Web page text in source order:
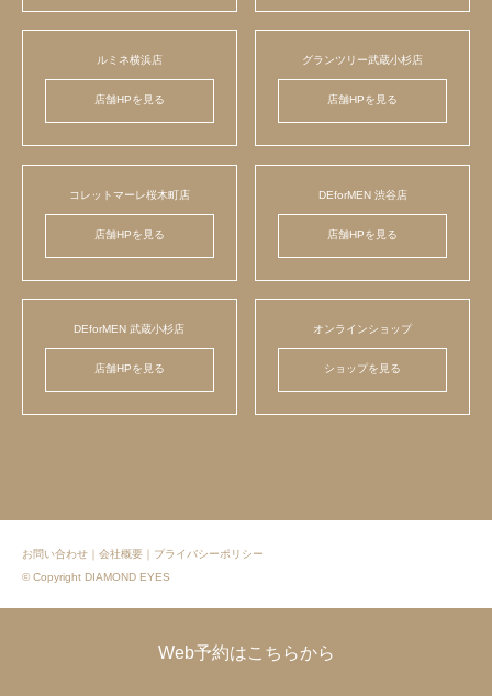
ルミネ横浜店
店舗HPを見る
グランツリー武蔵小杉店
店舗HPを見る
コレットマーレ桜木町店
店舗HPを見る
DEforMEN 渋谷店
店舗HPを見る
DEforMEN 武蔵小杉店
店舗HPを見る
オンラインショップ
ショップを見る
お問い合わせ 会社概要
プライバシーポリシー
© Copyright DIAMOND EYES
Web予約はこちらから